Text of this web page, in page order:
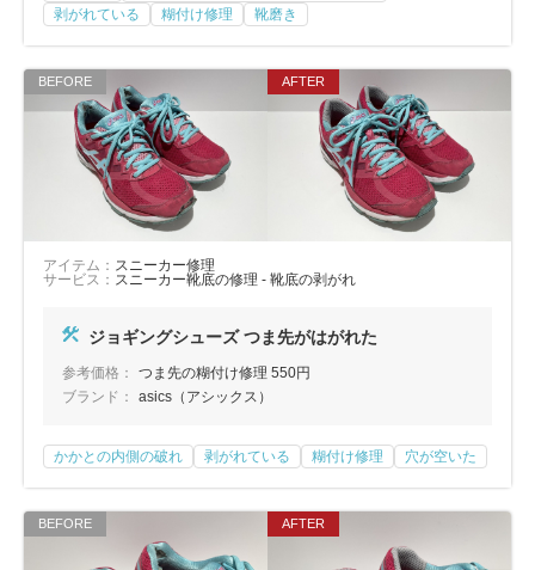
剥がれている
糊付け修理 靴磨き
アイテム： スニーカー修理
サービス： スニーカー靴底の修理 - 靴底の剥がれ
ジョギングシューズ つま先がはがれた
参考価格：
つま先の糊付け修理 550円
ブランド：
asics（アシックス）
かかとの内側の破れ 剥がれている 糊付け修理 穴が空いた